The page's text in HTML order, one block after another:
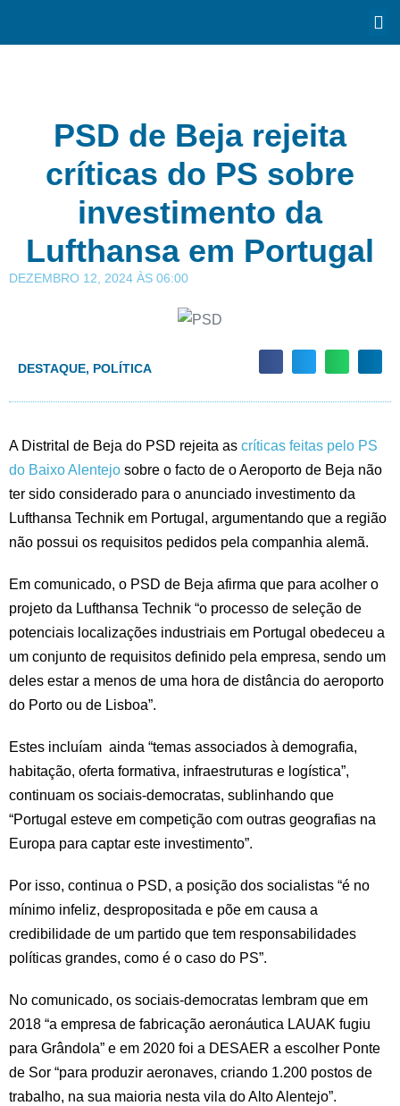
PSD de Beja rejeita
críticas do PS sobre
investimento da
Lufthansa em Portugal
DEZEMBRO 12, 2024 ÀS 06:00
DESTAQUE, POLÍTICA
A Distrital de Beja do PSD rejeita as críticas feitas pelo PS
do Baixo Alentejo sobre o facto de o Aeroporto de Beja não
ter sido considerado para o anunciado investimento da
Lufthansa Technik em Portugal, argumentando que a região
não possui os requisitos pedidos pela companhia alemã.
Em comunicado, o PSD de Beja afirma que para acolher o
projeto da Lufthansa Technik “o processo de seleção de
potenciais localizações industriais em Portugal obedeceu a
um conjunto de requisitos definido pela empresa, sendo um
deles estar a menos de uma hora de distância do aeroporto
do Porto ou de Lisboa”.
Estes incluíam ainda “temas associados à demografia,
habitação, oferta formativa, infraestruturas e logística”,
continuam os sociais-democratas, sublinhando que
“Portugal esteve em competição com outras geografias na
Europa para captar este investimento”.
Por isso, continua o PSD, a posição dos socialistas “é no
mínimo infeliz, despropositada e põe em causa a
credibilidade de um partido que tem responsabilidades
políticas grandes, como é o caso do PS”.
No comunicado, os sociais-democratas lembram que em
2018 “a empresa de fabricação aeronáutica LAUAK fugiu
para Grândola” e em 2020 foi a DESAER a escolher Ponte
de Sor “para produzir aeronaves, criando 1.200 postos de
trabalho, na sua maioria nesta vila do Alto Alentejo”.